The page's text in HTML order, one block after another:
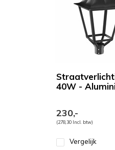
40W -
230,-
(278,30 Incl. btw)
Vergelijk